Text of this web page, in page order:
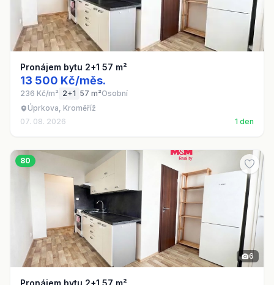
Pronájem bytu 2+1 57 m²
13 500 Kč/měs.
236 Kč/m² 2+1 57 m²Osobní
Úprkova, Kroměříž
07. 08. 2026
1 den
80
6
Pronájem bytu 2+1 57 m²